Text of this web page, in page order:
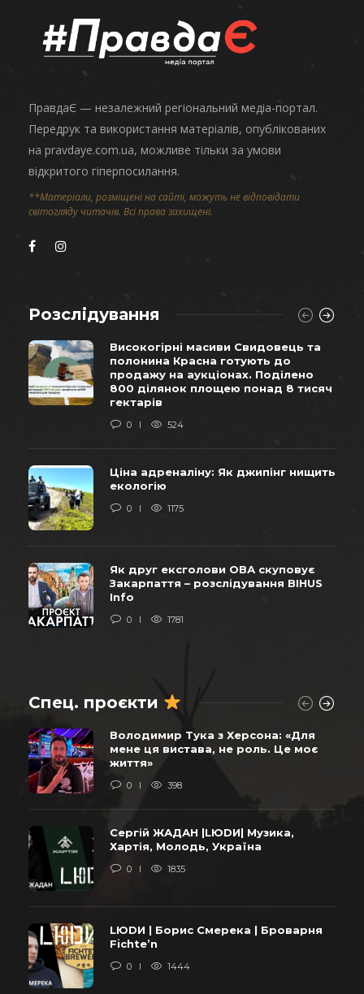
ПравдаЄ — незалежний регіональний медіа-портал.
Передрук та використання матеріалів, опублікованих
на pravdaye.com.ua, можливе тільки за умови
відкритого гіперпосилання.
**Матеріали, розміщені на сайті, можуть не відповідати
світогляду читачів. Всі права захищені.
Розслідування
Високогірні масиви Свидовець та
полонина Красна готують до
продажу на аукціонах. Поділено
800 ділянок площею понад 8 тисяч
гектарів
0 524
Ціна адреналіну: Як джипінг нищить
екологію
0 1175
Як друг ексголови ОВА скуповує
Закарпаття – розслідування BIHUS
Info
0 1781
Спец. проєкти
Володимир Тука з Херсона: «Для
мене ця вистава, не роль. Це моє
життя»
0 398
Сергій ЖАДАН |LЮDИ| Музика,
Хартія, Молодь, Україна
0 1835
LЮDИ | Борис Смерека | Броварня
Fichte’n
0 1444